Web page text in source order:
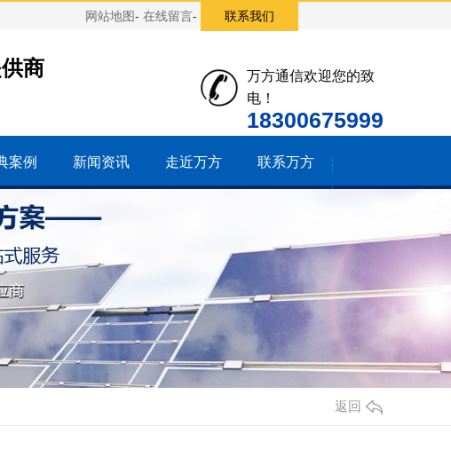
网站地图- 在线留言- 联系我们
商
万方通信欢迎您的致
电！
18300675999
案例 新闻资讯 走近万方 联系万方
返回